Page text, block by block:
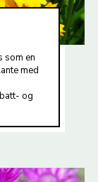
som en
med
og